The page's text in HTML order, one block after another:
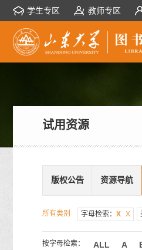
学生专区 教师专区
试用资源
版权公告 资源导航
所有类别 字母检索： X X
按字母检索： ALL A